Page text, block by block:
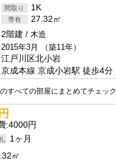
1K
27.32㎡
2階建
木造
2015年3月
（築11年）
江戸川区北小岩
京成本線 京成小岩駅 徒歩4分
すべての部屋にまとめてチェック
4000円
1ヶ月
㎡